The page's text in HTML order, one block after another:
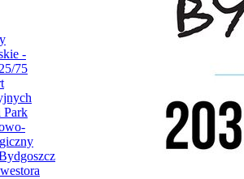
-
75
Park